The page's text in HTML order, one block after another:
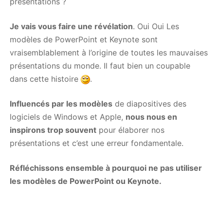
Je vais vous faire une révélation. Oui Oui Les
modèles de PowerPoint et Keynote sont
vraisemblablement à l’origine de toutes les mauvaises
présentations du monde. Il faut bien un coupable
dans cette histoire
.
Influencés par les modèles de diapositives des
logiciels de Windows et Apple, nous nous en
inspirons trop souvent pour élaborer nos
présentations et c’est une erreur fondamentale.
Réfléchissons ensemble à pourquoi ne pas utiliser
les modèles de PowerPoint ou Keynote.